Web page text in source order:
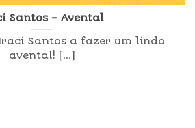
Santos – Avental
Santos a fazer um lindo
avental! [...]